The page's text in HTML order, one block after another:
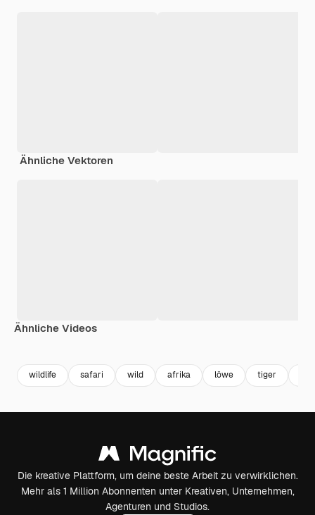
Ähnliche Vektoren
Ähnliche Videos
wildlife safari wild afrika löwe tiger
Die kreative Plattform, um deine beste Arbeit zu verwirklichen.
Mehr als 1 Million Abonnenten unter Kreativen, Unternehmen,
Agenturen und Studios.